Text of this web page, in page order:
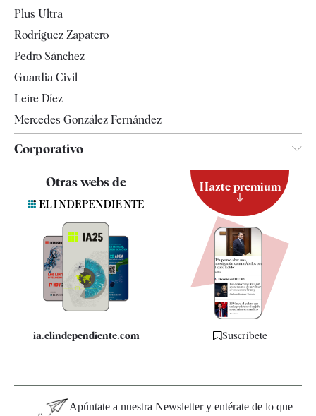
Televisión
Plus Ultra
Rodríguez Zapatero
Pedro Sánchez
Guardia Civil
Leire Díez
Mercedes González Fernández
Corporativo
Quiénes somos
Especificaciones
Otras webs de
ia.elindependiente.com
Hazte premium
Suscríbete
Apúntate a nuestra Newsletter y entérate de lo que